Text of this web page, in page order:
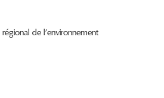
de l’environnement